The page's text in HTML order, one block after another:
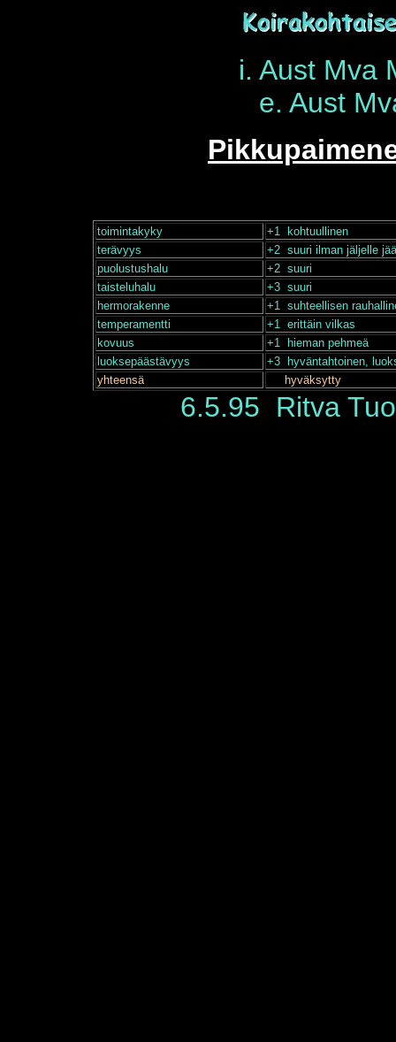
i. Aust Mva
e. Aust
toimintakyky
+1 kohtuullinen
terävyys
+2 suuri ilman jäljelle
puolustushalu
+2 suuri
taisteluhalu
+3 suuri
hermorakenne
+1 suhteellisen
temperamentti
+1 erittäin vilkas
kovuus
+1 hieman pehmeä
luoksepäästävyys
+3 hyväntahtoinen,
yhteensä
hyväksytty
6.5.95 Ritva